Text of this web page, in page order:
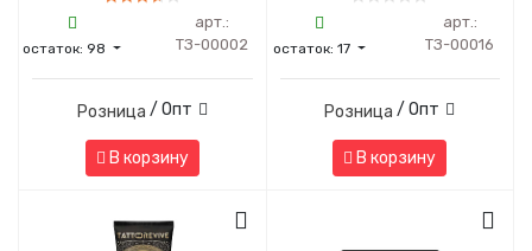
остаток:98
арт.:
ТЗ-00002
Розница / Опт
В корзину
остаток:17
арт.:
ТЗ-00016
Розница / Опт
В корзину